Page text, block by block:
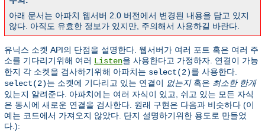
아래 문서는 아파치 웹서버 2.0 버전에서 변경된 내용을 담고 있지
않다. 아직도 유효한 정보가 있지만, 주의해서 사용하길 바란다.
유닉스 소켓 API의 단점을 설명한다. 웹서버가 여러 포트 혹은 여러 주
소를 기다리기위해 여러 Listen을 사용한다고 가정하자. 연결이 가능
한지 각 소켓을 검사하기위해 아파치는 select(2)를 사용한다.
select(2)는 소켓에 기다리고 있는 연결이 없는지혹은 최소한 한개
있는지 알려준다. 아파치에는 여러 자식이 있고, 쉬고 있는 모든 자식
은 동시에 새로운 연결을 검사한다. 원래 구현은 다음과 비슷하다 (이
예는 코드에서 가져오지 않았다. 단지 설명하기위한 용도로 만들었
다.):